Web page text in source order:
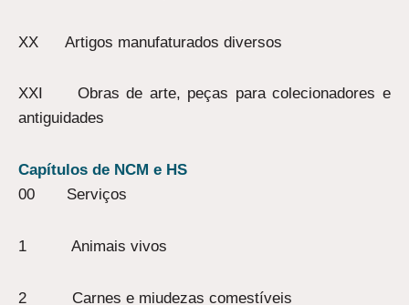
XX Artigos manufaturados diversos
XXI Obras de arte, peças para colecionadores e
antiguidades
Capítulos de NCM e HS
00 Serviços
1 Animais vivos
2 Carnes e miudezas comestíveis